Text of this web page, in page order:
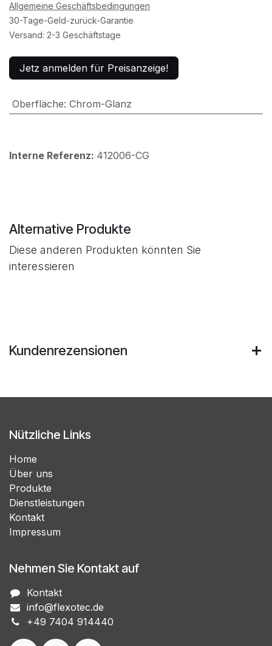
Allgemeine Geschäftsbedingungen
30-Tage-Geld-zurück-Garantie
Versand: 2-3 Geschäftstage
Jetz anmelden für Preisanzeige!
Oberfläche: Chrom-Glanz
Interne Referenz: 412006-CG
Alternative Produkte
Diese anderen Produkten könnten Sie
interessieren
Kundenrezensionen
Nützliche Links
Home
Über uns
Produkte
Dienstleistungen
Kontakt
Impressum
Nehmen Sie Kontakt auf
Kontakt
info@flexotec.de
+49 7404 914440